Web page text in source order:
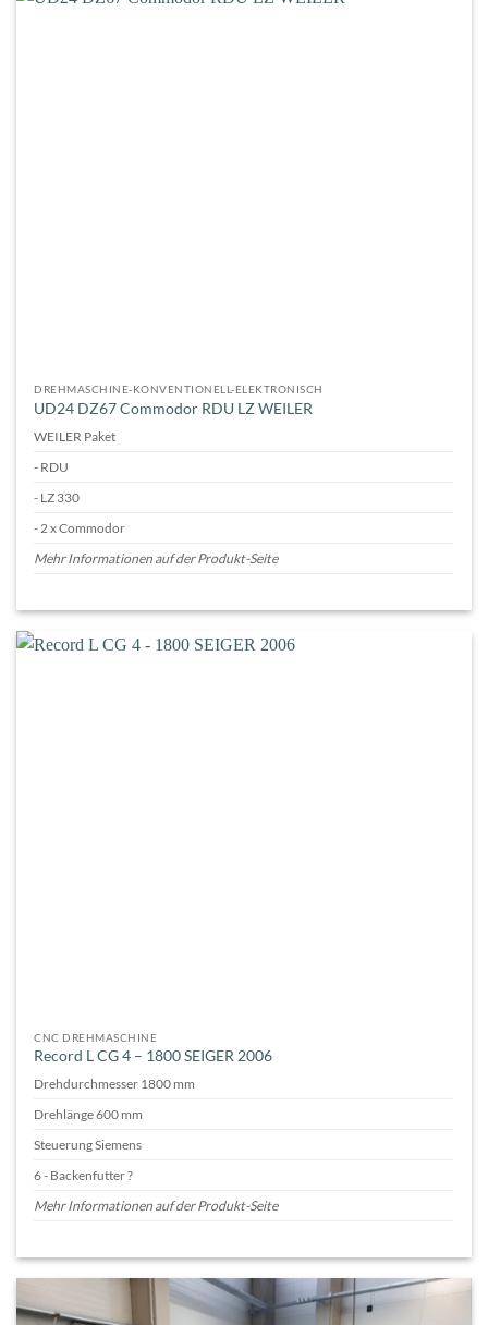
DREHMASCHINE-KONVENTIONELL-ELEKTRONISCH
UD24 DZ67 Commodor RDU LZ WEILER
WEILER Paket
- RDU
- LZ 330
- 2 x Commodor
Mehr Informationen auf der Produkt-Seite
CNC DREHMASCHINE
Record L CG 4 – 1800 SEIGER 2006
Drehdurchmesser 1800 mm
Drehlänge 600 mm
Steuerung Siemens
6 - Backenfutter ?
Mehr Informationen auf der Produkt-Seite